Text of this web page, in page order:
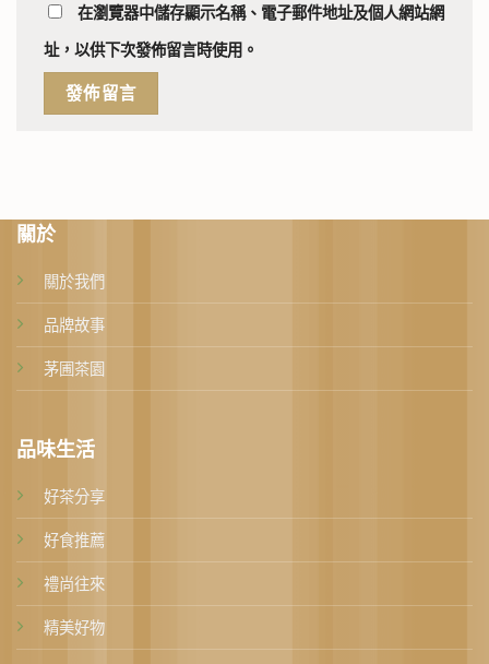
在瀏覽器中儲存顯示名稱、電子郵件地址及個人網站網
址，以供下次發佈留言時使用。
關於
關於我們
品牌故事
茅圃茶園
品味生活
好茶分享
好食推薦
禮尚往來
精美好物